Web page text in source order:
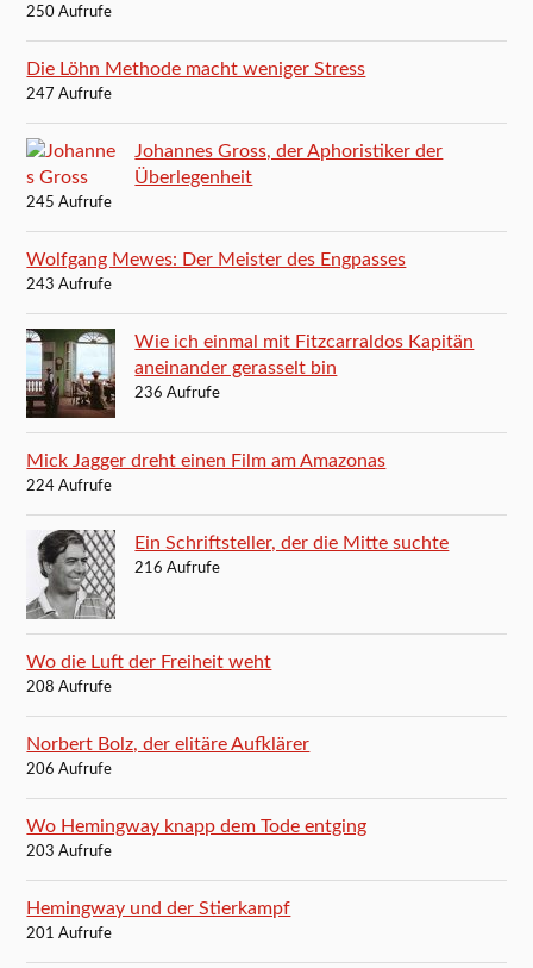
250 Aufrufe
Die Löhn Methode macht weniger Stress
247 Aufrufe
Johannes Gross, der Aphoristiker der
Überlegenheit
245 Aufrufe
Wolfgang Mewes: Der Meister des Engpasses
243 Aufrufe
Wie ich einmal mit Fitzcarraldos Kapitän
aneinander gerasselt bin
236 Aufrufe
Mick Jagger dreht einen Film am Amazonas
224 Aufrufe
Ein Schriftsteller, der die Mitte suchte
216 Aufrufe
Wo die Luft der Freiheit weht
208 Aufrufe
Norbert Bolz, der elitäre Aufklärer
206 Aufrufe
Wo Hemingway knapp dem Tode entging
203 Aufrufe
Hemingway und der Stierkampf
201 Aufrufe